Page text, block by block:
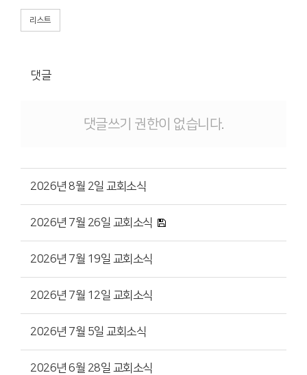
리스트
댓글
댓글쓰기 권한이 없습니다.
2026년 8월 2일 교회소식
2026년 7월 26일 교회소식
2026년 7월 19일 교회소식
2026년 7월 12일 교회소식
2026년 7월 5일 교회소식
2026년 6월 28일 교회소식